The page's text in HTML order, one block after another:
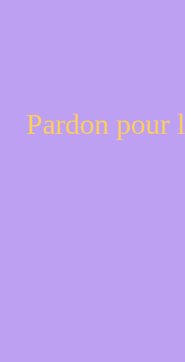
Pardon pour